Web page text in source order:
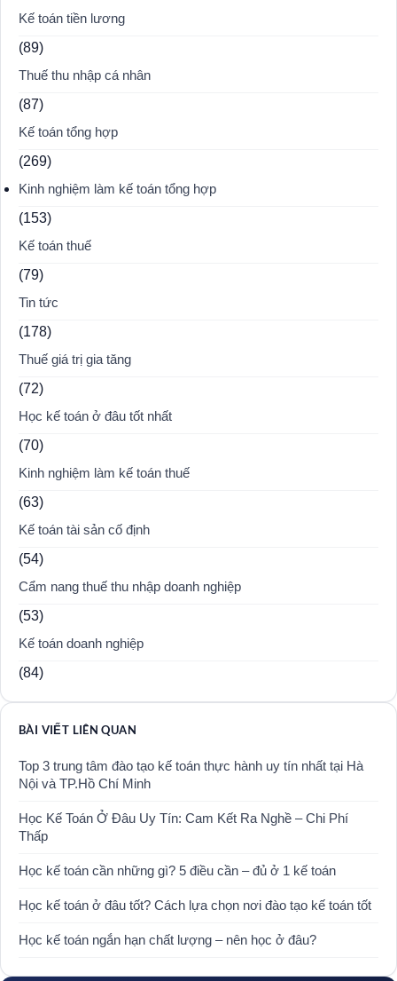
Kế toán tiền lương
(89)
Thuế thu nhập cá nhân
(87)
Kế toán tổng hợp
(269)
Kinh nghiệm làm kế toán tổng hợp
(153)
Kế toán thuế
(79)
Tin tức
(178)
Thuế giá trị gia tăng
(72)
Học kế toán ở đâu tốt nhất
(70)
Kinh nghiệm làm kế toán thuế
(63)
Kế toán tài sản cố định
(54)
Cẩm nang thuế thu nhập doanh nghiệp
(53)
Kế toán doanh nghiệp
(84)
BÀI VIẾT LIÊN QUAN
Top 3 trung tâm đào tạo kế toán thực hành uy tín nhất tại Hà
Nội và TP.Hồ Chí Minh
Học Kế Toán Ở Đâu Uy Tín: Cam Kết Ra Nghề – Chi Phí
Thấp
Học kế toán cần những gì? 5 điều cần – đủ ở 1 kế toán
Học kế toán ở đâu tốt? Cách lựa chọn nơi đào tạo kế toán tốt
Học kế toán ngắn hạn chất lượng – nên học ở đâu?